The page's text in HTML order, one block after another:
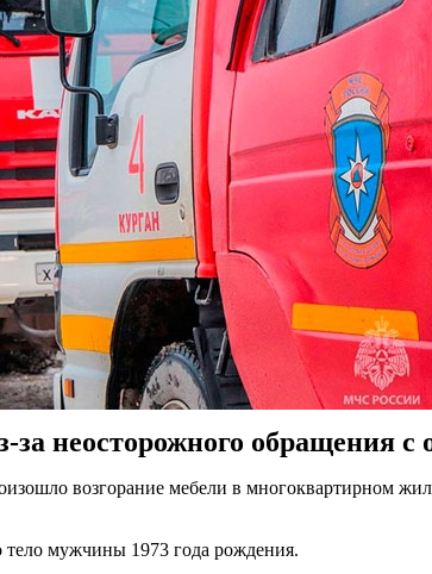
за неосторожного обращения с
возгорание мебели в многоквартирном
тело мужчины 1973 года рождения.